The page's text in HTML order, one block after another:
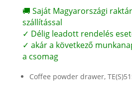
🚚 Saját Magyarországi
szállítással
✓ Délig leadott rendelés
✓ akár a következő
a csomag
Coffee powder drawer,